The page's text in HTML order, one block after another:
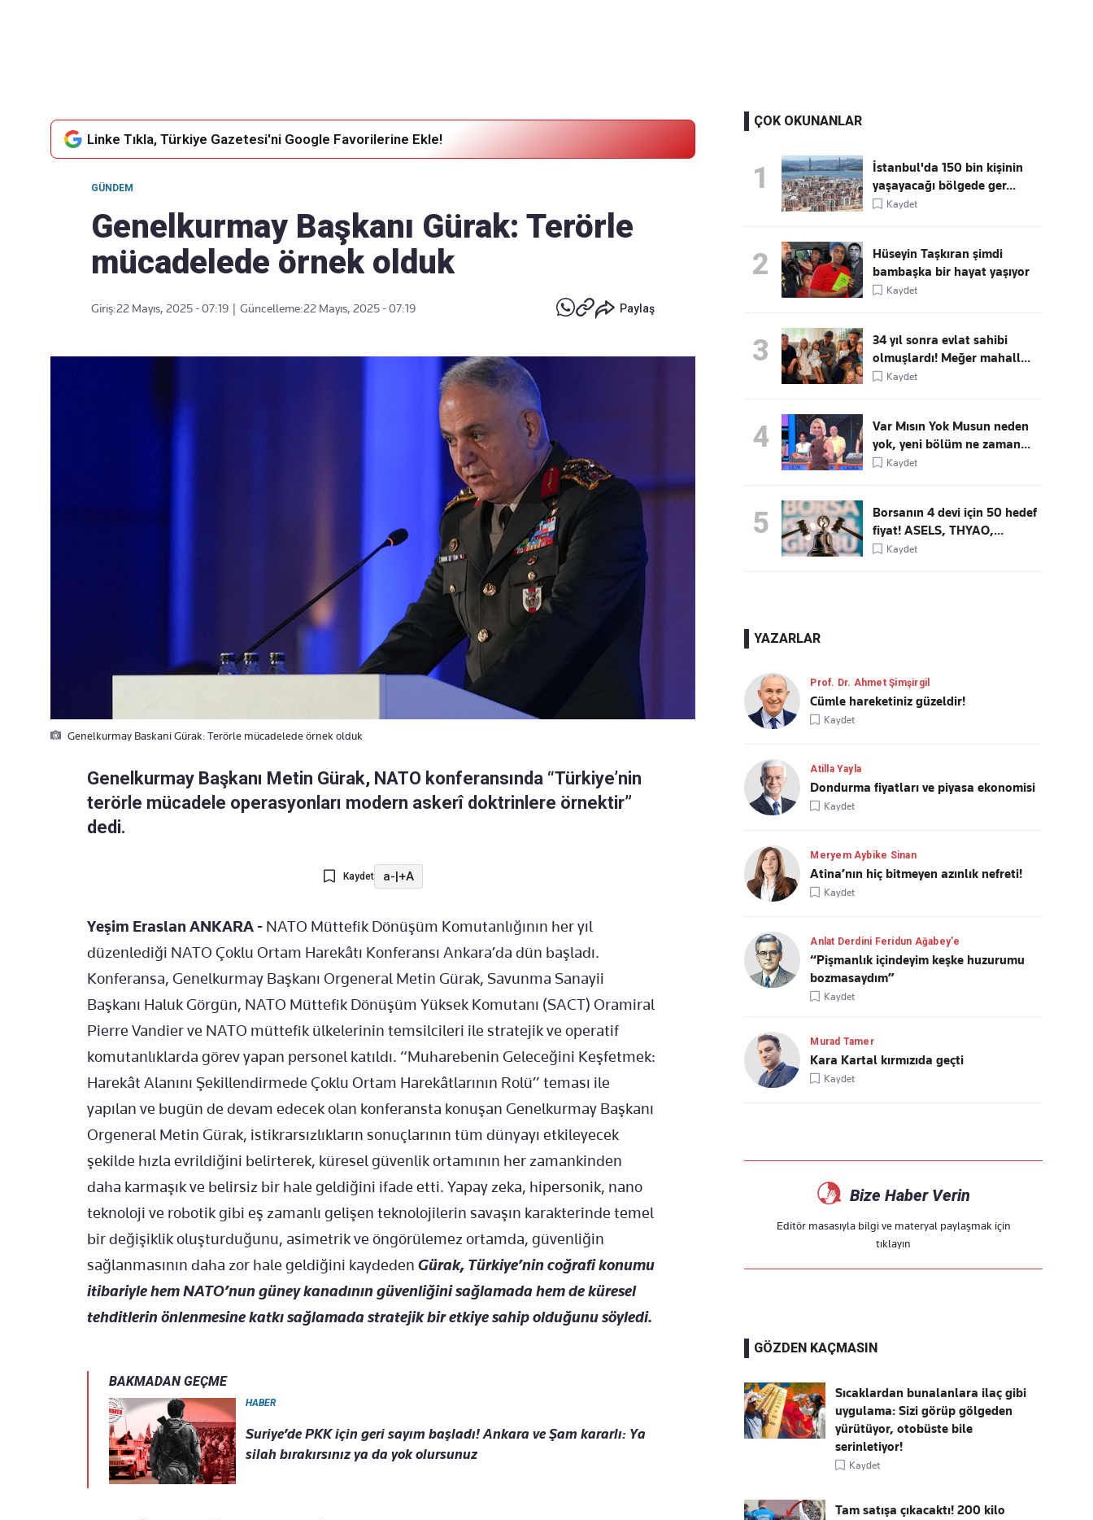
Linke Tıkla, Türkiye Gazetesi'ni Google Favorilerine Ekle!
GÜNDEM
Genelkurmay Başkanı Gürak: Terörle
mücadelede örnek olduk
Giriş:22 Mayıs, 2025 - 07:19 Güncelleme:22 Mayıs, 2025 - 07:19 Paylaş
Genelkurmay Baskani Gürak: Terörle mücadelede örnek olduk
Genelkurmay Başkanı Metin Gürak, NATO konferansında “Türkiye’nin
terörle mücadele operasyonları modern askerî doktrinlere örnektir”
dedi.
Kaydet a-|+A
Yeşim Eraslan ANKARA - NATO Müttefik Dönüşüm Komutanlığının her yıl
düzenlediği NATO Çoklu Ortam Harekâtı Konferansı Ankara’da dün başladı.
Konferansa, Genelkurmay Başkanı Orgeneral Metin Gürak, Savunma Sanayii
Başkanı Haluk Görgün, NATO Müttefik Dönüşüm Yüksek Komutanı (SACT) Oramiral
Pierre Vandier ve NATO müttefik ülkelerinin temsilcileri ile stratejik ve operatif
komutanlıklarda görev yapan personel katıldı. “Muharebenin Geleceğini Keşfetmek:
Harekât Alanını Şekillendirmede Çoklu Ortam Harekâtlarının Rolü” teması ile
yapılan ve bugün de devam edecek olan konferansta konuşan Genelkurmay Başkanı
Orgeneral Metin Gürak, istikrarsızlıkların sonuçlarının tüm dünyayı etkileyecek
şekilde hızla evrildiğini belirterek, küresel güvenlik ortamının her zamankinden
daha karmaşık ve belirsiz bir hale geldiğini ifade etti. Yapay zeka, hipersonik, nano
teknoloji ve robotik gibi eş zamanlı gelişen teknolojilerin savaşın karakterinde temel
bir değişiklik oluşturduğunu, asimetrik ve öngörülemez ortamda, güvenliğin
sağlanmasının daha zor hale geldiğini kaydeden Gürak, Türkiye’nin coğrafi konumu
itibariyle hem NATO’nun güney kanadının güvenliğini sağlamada hem de küresel
tehditlerin önlenmesine katkı sağlamada stratejik bir etkiye sahip olduğunu söyledi.
BAKMADAN GEÇME
HABER
Suriye’de PKK için geri sayım başladı! Ankara ve Şam kararlı: Ya
silah bırakırsınız ya da yok olursunuz
ÇOK OKUNANLAR
1
İstanbul'da 150 bin kişinin
yaşayacağı bölgede ger...
Kaydet
2
Hüseyin Taşkıran şimdi
bambaşka bir hayat yaşıyor
Kaydet
3
34 yıl sonra evlat sahibi
olmuşlardı! Meğer mahall...
Kaydet
4
Var Mısın Yok Musun neden
yok, yeni bölüm ne zaman...
Kaydet
5
Borsanın 4 devi için 50 hedef
fiyat! ASELS, THYAO,...
Kaydet
YAZARLAR
Prof. Dr. Ahmet Şimşirgil
Cümle hareketiniz güzeldir!
Kaydet
Atilla Yayla
Dondurma fiyatları ve piyasa ekonomisi
Kaydet
Meryem Aybike Sinan
Atina’nın hiç bitmeyen azınlık nefreti!
Kaydet
Anlat Derdini Feridun Ağabey'e
“Pişmanlık içindeyim keşke huzurumu
bozmasaydım”
Kaydet
Murad Tamer
Kara Kartal kırmızıda geçti
Kaydet
Bize Haber Verin
Editör masasıyla bilgi ve materyal paylaşmak için
tıklayın
GÖZDEN KAÇMASIN
Sıcaklardan bunalanlara ilaç gibi
uygulama: Sizi görüp gölgeden
yürütüyor, otobüste bile
serinletiyor!
Kaydet
Tam satışa çıkacaktı! 200 kilo